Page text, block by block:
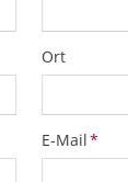
Ort
Pflichtfeld
E-Mail*